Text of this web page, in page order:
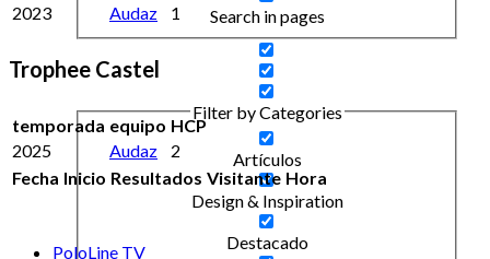
Search in pages
Filter by Categories
Artículos
Design & Inspiration
Destacado
2023
Audaz 1
Trophee Castel
temporada equipo HCP
2025
Audaz
2
Fecha Inicio Resultados Visitante Hora
PoloLine TV